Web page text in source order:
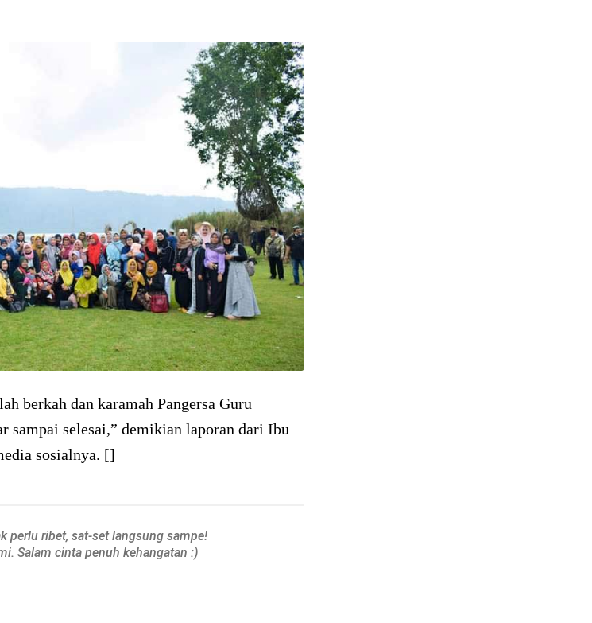
berkah dan karamah Pangersa Guru
sampai selesai,” demikian laporan dari Ibu
sosialnya. []
perlu ribet, sat-set langsung sampe!
Salam cinta penuh kehangatan :)